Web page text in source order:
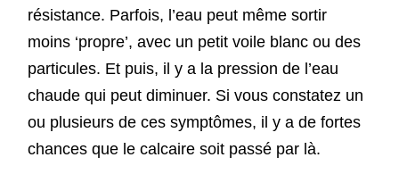
résistance. Parfois, l’eau peut même sortir
moins ‘propre’, avec un petit voile blanc ou des
particules. Et puis, il y a la pression de l’eau
chaude qui peut diminuer. Si vous constatez un
ou plusieurs de ces symptômes, il y a de fortes
chances que le calcaire soit passé par là.